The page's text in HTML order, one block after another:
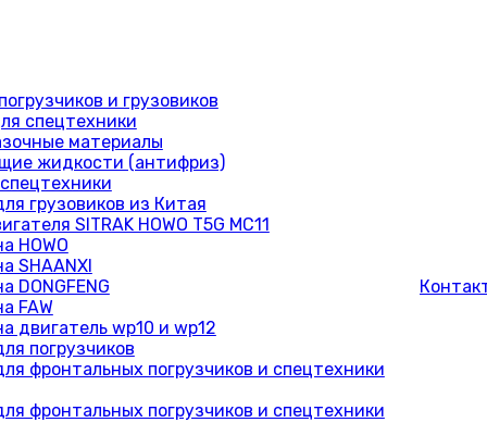
и грузовиков
спецтехники
материалы
жидкости (антифриз)
грузовиков из Китая
SITRAK HOWO T5G MC11
HOWO
SHAANXI
DONGFENG
FAW
двигатель wp10 и wp12
погрузчиков
фронтальных погрузчиков и спецтехники
фронтальных погрузчиков и спецтехники